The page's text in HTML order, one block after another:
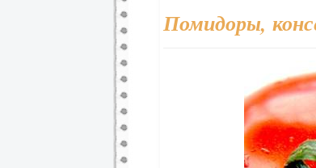
Помидоры,